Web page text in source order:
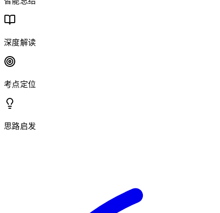
深度解读
考点定位
思路启发